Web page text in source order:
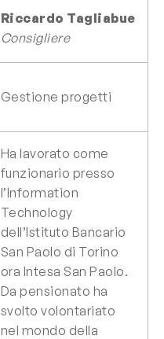
Riccardo Tagliabue
Consigliere
Gestione progetti
Ha lavorato come
funzionario presso
l’Information
Technology
dell’Istituto Bancario
San Paolo di Torino
ora Intesa San Paolo.
Da pensionato ha
svolto volontariato
nel mondo della